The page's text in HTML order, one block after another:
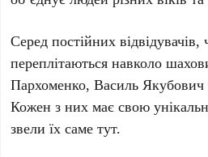
Серед постійних відвідувачів,
переплітаються навколо
Пархоменко,Василь Якубович
Кожен з них має свою
звели їх саме тут.